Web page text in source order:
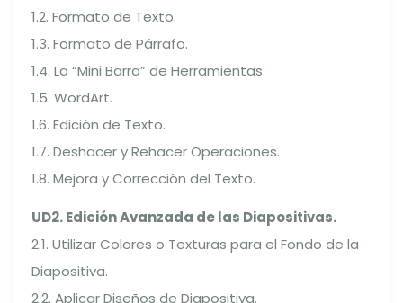
1.2. Formato de Texto.
1.3. Formato de Párrafo.
1.4. La “Mini Barra” de Herramientas.
1.5. WordArt.
1.6. Edición de Texto.
1.7. Deshacer y Rehacer Operaciones.
1.8. Mejora y Corrección del Texto.
UD2. Edición Avanzada de las Diapositivas.
2.1. Utilizar Colores o Texturas para el Fondo de la
Diapositiva.
2.2. Aplicar Diseños de Diapositiva.